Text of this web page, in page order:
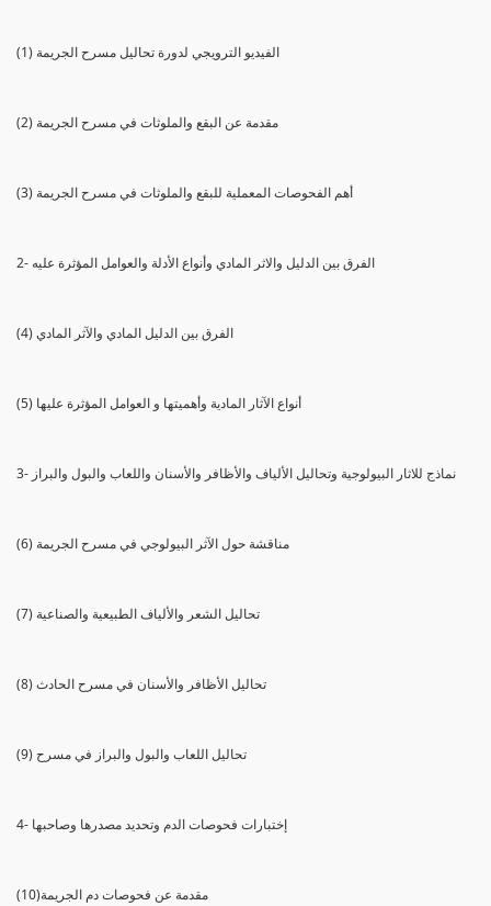
(1) الفيديو الترويجي لدورة تحاليل مسرح الجريمة
(2) مقدمة عن البقع والملوثات في مسرح الجريمة
(3) أهم الفحوصات المعملية للبقع والملوثات في مسرح الجريمة
2- الفرق بين الدليل والاثر المادي وأنواع الأدلة والعوامل المؤثرة عليه
(4) الفرق بين الدليل المادي والآثر المادي
(5) أنواع الآثار المادية وأهميتها و العوامل المؤثرة عليها
3- نماذج للاثار البيولوجية وتحاليل الألياف والأظافر والأسنان واللعاب والبول والبراز
(6) مناقشة حول الآثر البيولوجي في مسرح الجريمة
(7) تحاليل الشعر والألياف الطبيعية والصناعية
(8) تحاليل الأظافر والأسنان في مسرح الحادث
(9) تحاليل اللعاب والبول والبراز في مسرح
4- إختبارات فحوصات الدم وتحديد مصدرها وصاحبها
(10)مقدمة عن فحوصات دم الجريمة